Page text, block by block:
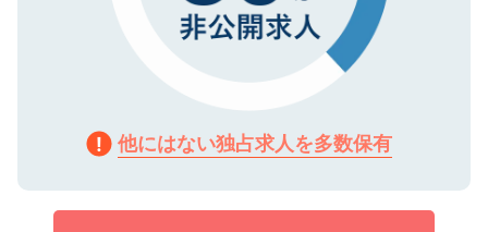
他にはない独占求人を多数保有